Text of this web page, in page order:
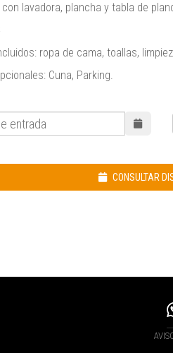
con lavadora, plancha y tabla de
ropa de cama, toallas,
Cuna, Parking.
CONSULTAR